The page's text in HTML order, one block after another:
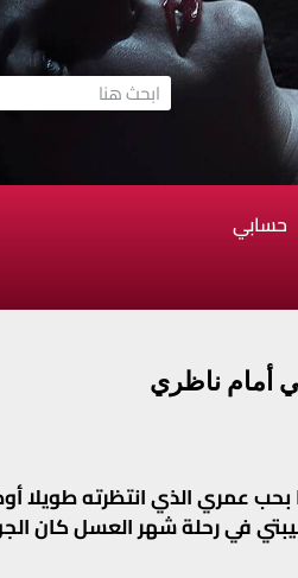
حسابي
أمام ناظري
عمري الذي انتظرته طويلا
في رحلة شهر العسل كان